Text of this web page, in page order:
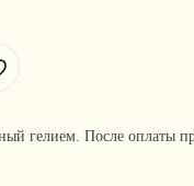
гелием. После оплаты